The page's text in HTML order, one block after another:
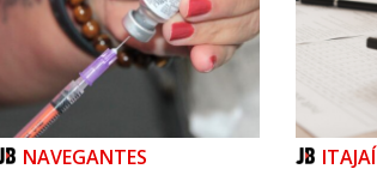
de 2013, a Solenidade de
que foi realizada no
de Itajaí. Muitos jovens
Profissionalizantes, que
de trabalho. Parabéns a
com tanto amor e carinho
NAVEGANTES ITAJAÍ